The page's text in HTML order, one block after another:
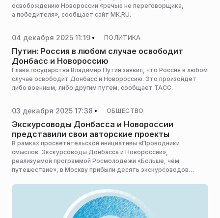
освобождению Новороссии «речью не переговорщика,
а победителя», сообщает сайт MK.RU.
04 декабря 2025 11:19 ПОЛИТИКА
Путин: Россия в любом случае освободит
Донбасс и Новороссию
Глава государства Владимир Путин заявил, что Россия в любом
случае освободит Донбасс и Новороссию. Это произойдет
либо военным, либо другим путем, сообщает ТАСС.
03 декабря 2025 17:38 ОБЩЕСТВО
Экскурсоводы Донбасса и Новороссии
представили свои авторские проекты
В рамках просветительской инициативы «Проводники
смыслов. Экскурсоводы Донбасса и Новороссии»,
реализуемой программой Росмолодежи «Больше, чем
путешествие», в Москву прибыли десять экскурсоводов